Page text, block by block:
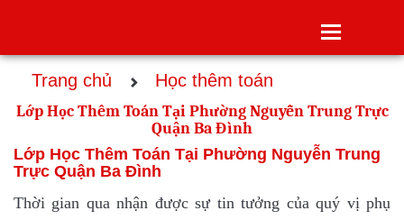
Toggle
Trang chủ
Học thêm toán
Lớp Học Thêm Toán Tại Phường Nguyễn Trung Trực
Quận Ba Đình
Lớp Học Thêm Toán Tại Phường Nguyễn Trung
Trực Quận Ba Đình
Thời gian qua nhận được sự tin tưởng của quý vị phụ